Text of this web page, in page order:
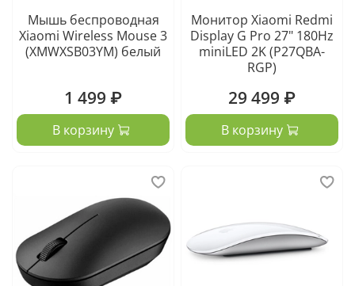
Мышь беспроводная
Xiaomi Wireless Mouse 3
(XMWXSB03YM) белый
1 499 ₽
В корзину
Монитор Xiaomi Redmi
Display G Pro 27" 180Hz
miniLED 2K (P27QBA-
RGP)
29 499 ₽
В корзину